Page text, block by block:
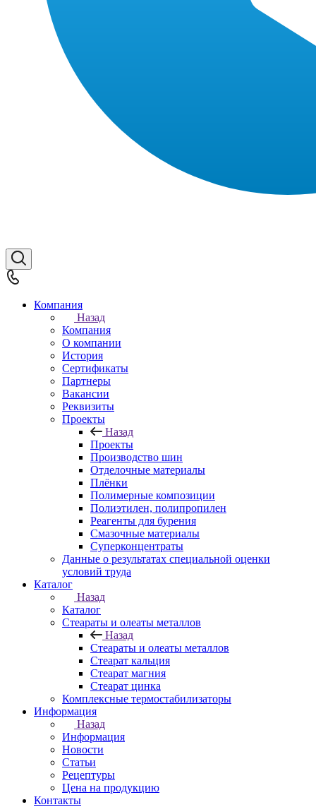
Компания
Назад
Компания
О компании
История
Сертификаты
Партнеры
Вакансии
Реквизиты
Проекты
Назад
Проекты
Производство шин
Отделочные материалы
Плёнки
Полимерные композиции
Полиэтилен, полипропилен
Реагенты для бурения
Смазочные материалы
Суперконцентраты
Данные о результатах специальной оценки
условий труда
Каталог
Назад
Каталог
Стеараты и олеаты металлов
Назад
Стеараты и олеаты металлов
Стеарат кальция
Стеарат магния
Стеарат цинка
Комплексные термостабилизаторы
Информация
Назад
Информация
Новости
Статьи
Рецептуры
Цена на продукцию
Контакты